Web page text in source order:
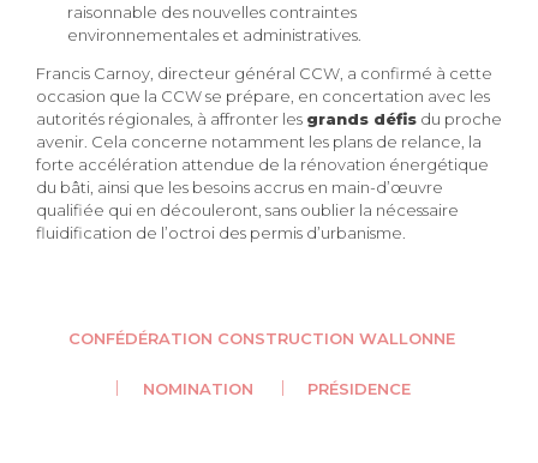
raisonnable des nouvelles contraintes
environnementales et administratives.
Francis Carnoy, directeur général CCW, a confirmé à cette
occasion que la CCW se prépare, en concertation avec les
autorités régionales, à affronter les grands défis du proche
avenir. Cela concerne notamment les plans de relance, la
forte accélération attendue de la rénovation énergétique
du bâti, ainsi que les besoins accrus en main-d’œuvre
qualifiée qui en découleront, sans oublier la nécessaire
fluidification de l’octroi des permis d’urbanisme.
CONFÉDÉRATION CONSTRUCTION WALLONNE
NOMINATION PRÉSIDENCE